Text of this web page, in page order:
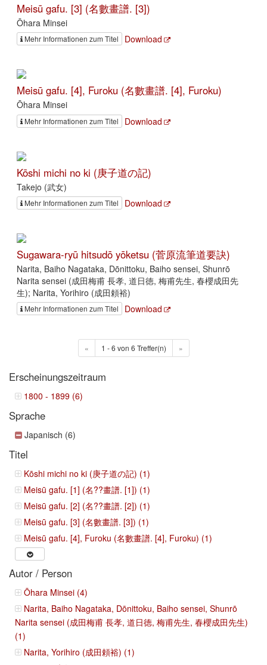
Meisū gafu. [3] (名數畫譜. [3])
Ōhara Minsei
Mehr Informationen zum Titel Download
Meisū gafu. [4], Furoku (名數畫譜. [4], Furoku)
Ōhara Minsei
Mehr Informationen zum Titel Download
Kōshi michi no ki (庚子道の記)
Takejo (武女)
Mehr Informationen zum Titel Download
Sugawara-ryū hitsudō yōketsu (菅原流筆道要訣)
Narita, Baiho Nagataka, Dōnittoku, Baiho sensei, Shunrō
Narita sensei (成田梅甫 長孝, 道日徳, 梅甫先生, 春櫻成田先
生); Narita, Yorihiro (成田頼裕)
Mehr Informationen zum Titel Download
« 1 - 6 von 6 Treffer(n) »
Erscheinungszeitraum
1800 - 1899 (6)
Sprache
Japanisch (6)
Titel
Kōshi michi no ki (庚子道の記) (1)
Meisū gafu. [1] (名??畫譜. [1]) (1)
Meisū gafu. [2] (名??畫譜. [2]) (1)
Meisū gafu. [3] (名數畫譜. [3]) (1)
Meisū gafu. [4], Furoku (名數畫譜. [4], Furoku) (1)
Autor / Person
Ōhara Minsei (4)
Narita, Baiho Nagataka, Dōnittoku, Baiho sensei, Shunrō
Narita sensei (成田梅甫 長孝, 道日徳, 梅甫先生, 春櫻成田先生)
(1)
Narita, Yorihiro (成田頼裕) (1)